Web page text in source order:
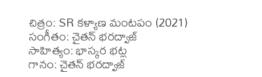
చిత్రం: SR కళ్యాణ మంటపం (2021)
సంగీతం: చైతన్ భరద్వాజ్
సాహిత్యం: భాస్కర భట్ల
గానం: చైతన్ భరద్వాజ్